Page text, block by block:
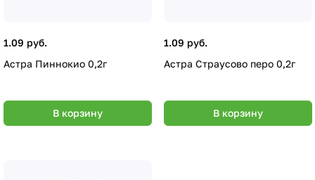
1.09 руб.
Астра Пиннокио 0,2г
В корзину
1.09 руб.
Астра Страусово перо 0,2г
В корзину